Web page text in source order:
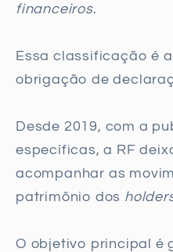
financeiros.
Essa classificação é
obrigação de
Desde 2019, com a
específicas, a RF
acompanhar as
patrimônio dos
O objetivo principal é